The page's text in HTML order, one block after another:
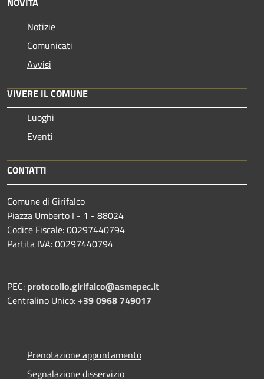
Notizie
Comunicati
Avvisi
VIVERE IL COMUNE
Luoghi
Eventi
CONTATTI
Comune di Girifalco
Piazza Umberto I - 1 - 88024
Codice Fiscale: 00297440794
Partita IVA: 00297440794
PEC: protocollo.girifalco@asmepec.it
Centralino Unico:+39 0968 749017
Prenotazione appuntamento
Segnalazione disservizio